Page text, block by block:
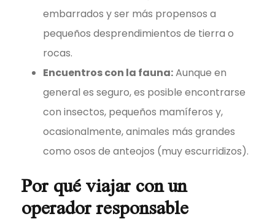
embarrados y ser más propensos a
pequeños desprendimientos de tierra o
rocas.
Encuentros con la fauna:Aunque en
general es seguro, es posible encontrarse
con insectos, pequeños mamíferos y,
ocasionalmente, animales más grandes
como osos de anteojos (muy escurridizos).
Por qué viajar con un
operador responsable